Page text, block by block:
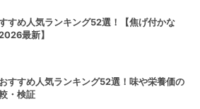
すめ人気ランキング52選！【焦げ付かな
最新】
すすめ人気ランキング52選！味や栄養価の
・検証